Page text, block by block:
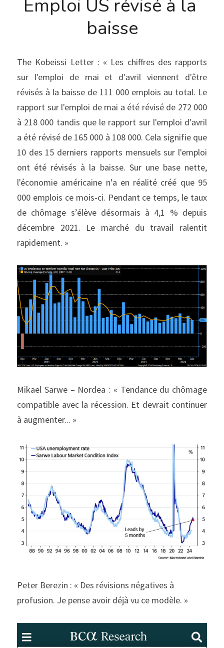
Emploi US révisé à la
baisse
The Kobeissi Letter : « Les chiffres des rapports
sur l'emploi de mai et d'avril viennent d'être
révisés à la baisse de 111 000 emplois au total. Le
rapport sur l'emploi de mai a été révisé de 272 000
à 218 000 tandis que le rapport sur l'emploi d'avril
a été révisé de 165 000 à 108 000. Cela signifie que
10 des 15 derniers rapports mensuels sur l'emploi
ont été révisés à la baisse. Sur une base nette,
l'économie américaine n'a en réalité créé que 95
000 emplois ce mois-ci. Pendant ce temps, le taux
de chômage s’élève désormais à 4,1 % depuis
décembre 2021. Le marché du travail ralentit
rapidement. »
Mikael Sarwe – Nordea : « Tendance du chômage
compatible avec la récession. Et devrait continuer
à augmenter... »
Peter Berezin : « Des révisions négatives à
profusion. Je pense avoir déjà vu ce modèle. »